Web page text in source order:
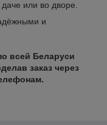
или во дворе.
и
всей Беларуси
заказ через